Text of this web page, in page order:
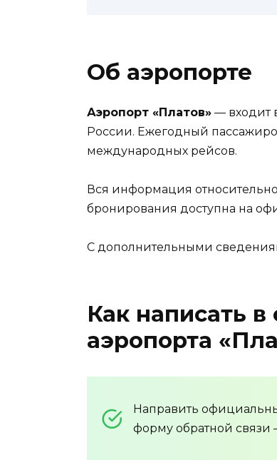
Об аэропорте
Аэропорт «Платов» — входит
России. Ежегодный
международных рейсов.
Вся информация
бронирования доступна на
С дополнительными
Как написать
аэропорта
Направить
форму обратной связи